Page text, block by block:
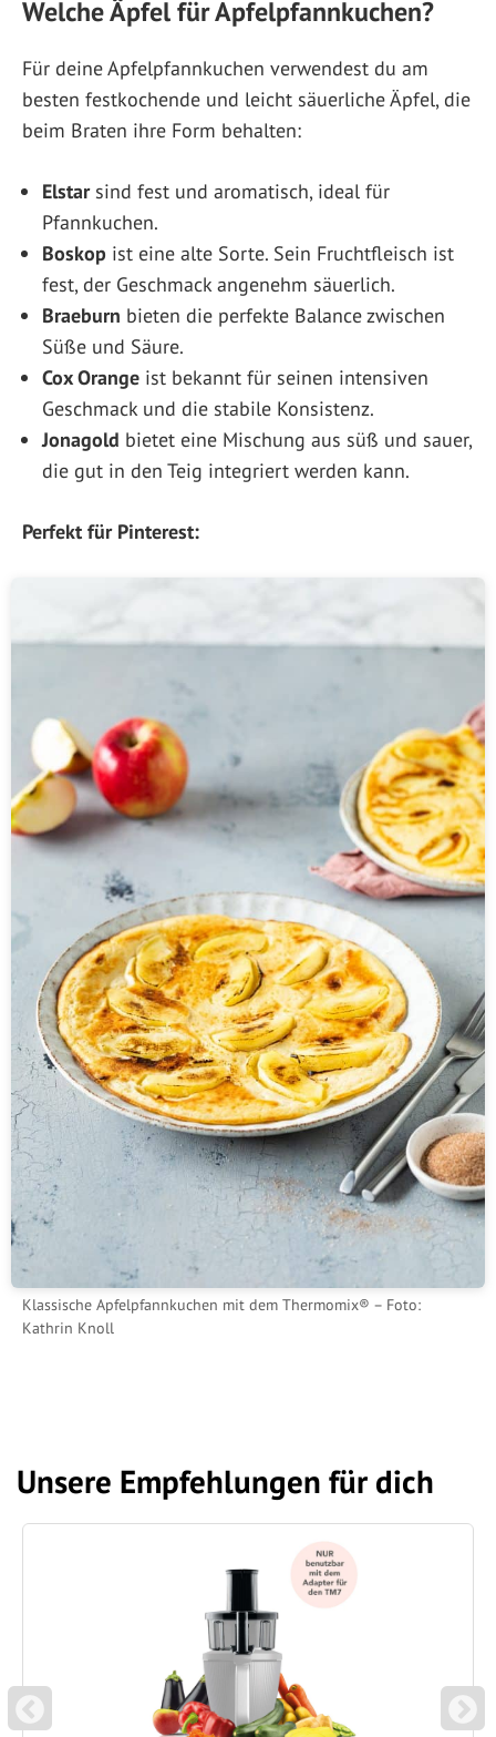
Welche Äpfel für Apfelpfannkuchen?
Für deine Apfelpfannkuchen verwendest du am
besten festkochende und leicht säuerliche Äpfel, die
beim Braten ihre Form behalten:
Elstarsind fest und aromatisch, ideal für
Pfannkuchen.
Boskop ist eine alte Sorte. Sein Fruchtfleisch ist
fest, der Geschmack angenehm säuerlich.
Braeburn bieten die perfekte Balance zwischen
Süße und Säure.
Cox Orange ist bekannt für seinen intensiven
Geschmack und die stabile Konsistenz.
Jonagold bietet eine Mischung aus süß und sauer,
die gut in den Teig integriert werden kann.
Perfekt für Pinterest:
Klassische Apfelpfannkuchen mit dem Thermomix® – Foto:
Kathrin Knoll
Unsere Empfehlungen für dich
P
REVIOUS N
EXT